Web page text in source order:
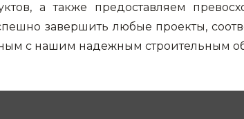
а также предоставляем
завершить любые проекты,
с нашим надежным строительным